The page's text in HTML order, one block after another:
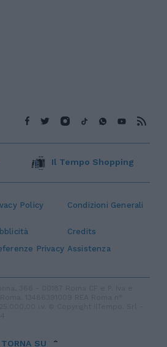
Policy Condizioni Generali
Credits
Privacy Assistenza
Il Tempo Shopping
TORNA SU